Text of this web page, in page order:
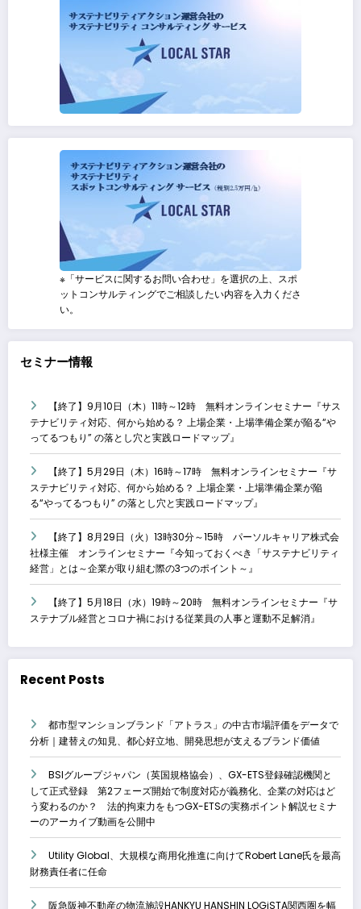
※「サービスに関するお問い合わせ」を選択の上、スポ
ットコンサルティングでご相談したい内容を入力くださ
い。
セミナー情報
【終了】9月10日（木）11時～12時 無料オンラインセミナー『サス
テナビリティ対応、何から始める？ 上場企業・上場準備企業が陥る“や
ってるつもり” の落とし穴と実践ロードマップ』
【終了】5月29日（木）16時～17時 無料オンラインセミナー『サ
ステナビリティ対応、何から始める？ 上場企業・上場準備企業が陥
る“やってるつもり” の落とし穴と実践ロードマップ』
【終了】8月29日（火）13時30分～15時 パーソルキャリア株式会
社様主催 オンラインセミナー『今知っておくべき「サステナビリティ
経営」とは～企業が取り組む際の3つのポイント～』
【終了】5月18日（水）19時～20時 無料オンラインセミナー『サ
ステナブル経営とコロナ禍における従業員の人事と運動不足解消』
Recent Posts
都市型マンションブランド「アトラス」の中古市場評価をデータで
分析｜建替えの知見、都心好立地、開発思想が支えるブランド価値
BSIグループジャパン（英国規格協会）、GX-ETS登録確認機関と
して正式登録 第2フェーズ開始で制度対応が義務化、企業の対応はど
う変わるのか？ 法的拘束力をもつGX-ETSの実務ポイント解説セミナ
ーのアーカイブ動画を公開中
Utility Global、大規模な商用化推進に向けてRobert Lane氏を最高
財務責任者に任命
阪急阪神不動産の物流施設HANKYU HANSHIN LOGiSTA関西圏を幅